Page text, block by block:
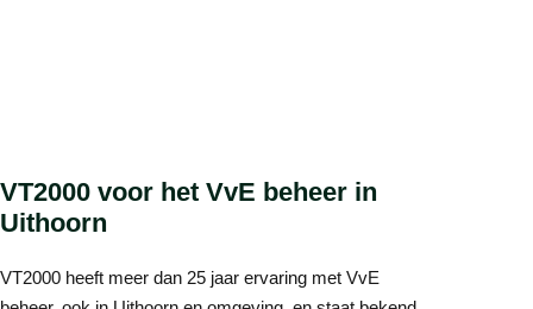
VT2000 voor het VvE beheer in
Uithoorn
VT2000 heeft meer dan 25 jaar ervaring met VvE